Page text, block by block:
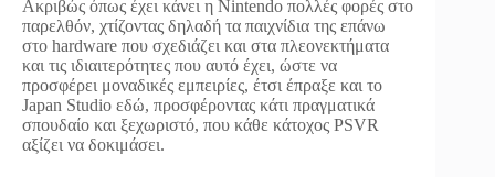
Ακριβώς όπως έχει κάνει η Nintendo πολλές φορές στο
παρελθόν, χτίζοντας δηλαδή τα παιχνίδια της επάνω
στο hardware που σχεδιάζει και στα πλεονεκτήματα
και τις ιδιαιτερότητες που αυτό έχει, ώστε να
προσφέρει μοναδικές εμπειρίες, έτσι έπραξε και το
Japan Studio εδώ, προσφέροντας κάτι πραγματικά
σπουδαίο και ξεχωριστό, που κάθε κάτοχος PSVR
αξίζει να δοκιμάσει.